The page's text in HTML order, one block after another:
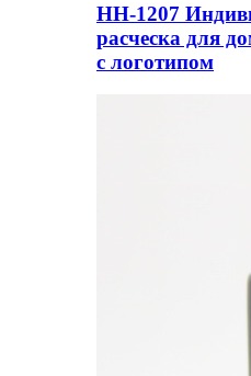
HH-1207
расческа для
с логотипом